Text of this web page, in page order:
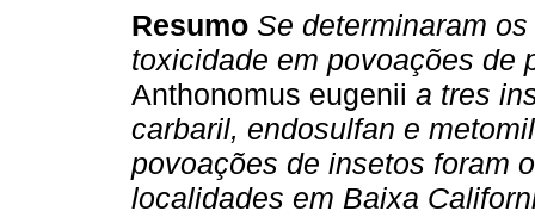
Resumo Se determinaram
toxicidade em povoações de
Anthonomus eugenii a tres
carbaril, endosulfan e
povoações de insetos foram
localidades em Baixa